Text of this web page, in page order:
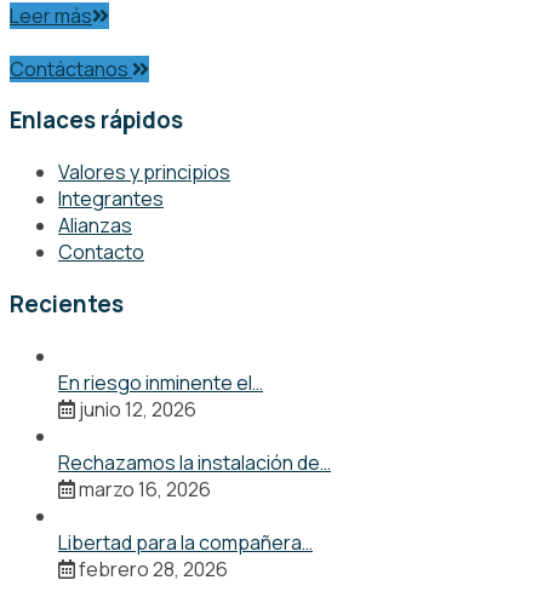
Leer más
Contáctanos
Enlaces rápidos
Valores y principios
Integrantes
Alianzas
Contacto
Recientes
En riesgo inminente el…
junio 12, 2026
Rechazamos la instalación de…
marzo 16, 2026
Libertad para la compañera…
febrero 28, 2026